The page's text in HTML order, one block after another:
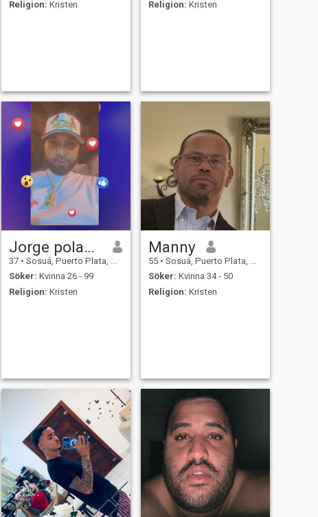
Religion: Kristen
Religion: Kristen
Jorge polanco
37 • Sosuá, Puerto Plata, Dominikanska Rep.
Söker: Kvinna 26 - 99
Religion: Kristen
Manny
55 • Sosuá, Puerto Plata, Dominikanska Rep.
Söker: Kvinna 34 - 50
Religion: Kristen